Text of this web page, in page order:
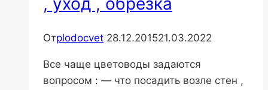
Отplodocvet 28.12.201521.03.2022
Все чаще цветоводы задаются
вопросом : — что посадить возле стен ,